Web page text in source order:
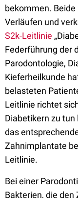
bekommen.
Verläufen und
S2k-Leitlinie
Federführung der
Parodontologie,
Kieferheilkunde
belasteten
Leitlinie richtet
Diabetikern zu
das
Zahnimplantate
Leitlinie.
Bei einer
Bakterien, die den